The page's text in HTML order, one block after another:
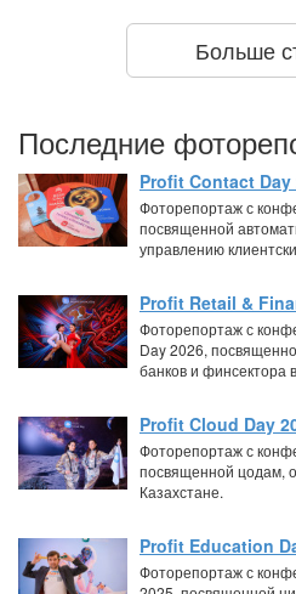
Больше
Последние
Profit Contact Day
Фоторепортаж с
посвященной
управлению
Profit Retail &
Фоторепортаж с
Day 2026,
банков и финсектора
Profit Cloud Day
Фоторепортаж с
посвященной цодам,
Казахстане.
Profit Education
Фоторепортаж с